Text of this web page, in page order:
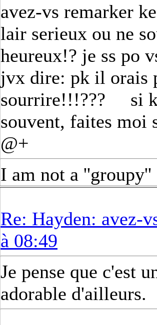
avez-vs remarker
lair serieux ou ne
heureux!? je ss po
jvx dire: pk il orais
sourrire!!!???
si
souvent, faites moi
@+
I am not a
Re: Hayden: avez-
à 08:49
Je pense que c'est
adorable d'ailleurs.